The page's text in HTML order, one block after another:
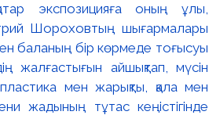
экспозицияға оның ұлы,
Шороховтың шығармалары
баланың бір көрмеде тоғысуы
жалғастығын айшықтап, мүсін
мен жарықты, қала мен
жадының тұтас кеңістігінде